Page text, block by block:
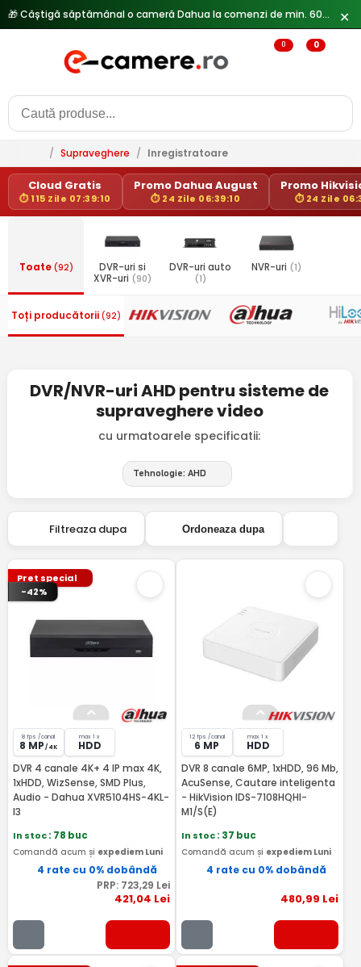
✕
0 0
/ Supraveghere / Inregistratoare
Cloud Gratis
⏱ 115 Zile 07:39:10
Promo Dahua August
⏱ 24 Zile 06:39:10
Promo
⏱ 24 Zile
Toate(92)
DVR-uri si
XVR-uri (90)
DVR-uri auto
(1)
NVR-uri (1)
Toți producătorii (92)
DVR/NVR-uri AHD pentru sisteme de
supraveghere video
cu urmatoarele specificatii:
Tehnologie: AHD
Filtreaza dupa Ordoneaza dupa
Pret special
-42%
8 fps /canal
8 MP / 4K
max 1 x
HDD
DVR 4 canale 4K+ 4 IP max 4K,
1xHDD, WizSense, SMD Plus,
Audio - Dahua XVR5104HS-4KL-
I3
In stoc: 78 buc
Comandă acum și expediem Luni
4 rate cu 0% dobândă
PRP: 723,29 Lei
421,04 Lei
12 fps /canal
6 MP
max 1 x
HDD
DVR 8 canale 6MP, 1xHDD, 96 Mb,
AcuSense, Cautare inteligenta
- HikVision IDS-7108HQHI-
M1/S(E)
In stoc: 37 buc
Comandă acum și expediem Luni
4 rate cu 0% dobândă
480,99 Lei